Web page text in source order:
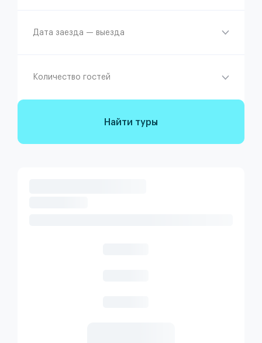
Дата заезда — выезда
Количество гостей
Найти туры